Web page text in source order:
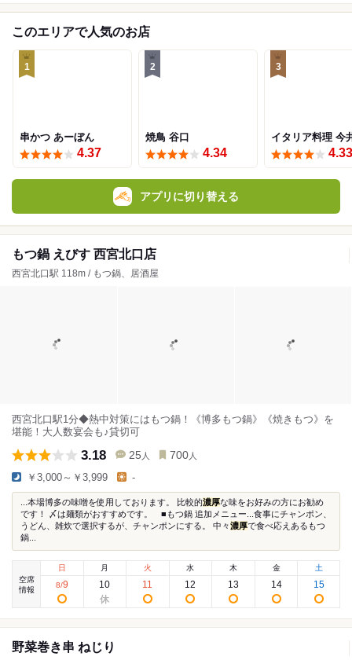
このエリアで人気のお店
1
串かつ あーぼん
4.37
2
焼鳥 谷口
4.34
3
イタリア料理 今
4.33
アプリに切り替える
もつ鍋 えびす 西宮北口店
西宮北口駅 118m / もつ鍋、居酒屋
西宮北口駅1分◆熱中対策にはもつ鍋！《博多もつ鍋》《焼きもつ》を
堪能！大人数宴会も♪貸切可
3.18 25 人 700 人
￥3,000～￥3,999 -
...本場博多の味噌を使用しております。 比較的濃厚な味をお好みの方にお勧め
です！ 〆は麺類がおすすめです。 ■もつ鍋 追加メニュー...食事にチャンポン、
うどん、雑炊で選択するが、チャンポンにする。 中々濃厚で食べ応えあるもつ
鍋...
空席
情報
日
8/9
月
10
火
11
水
12
木
13
金
14
土
15
野菜巻き串 ねじり